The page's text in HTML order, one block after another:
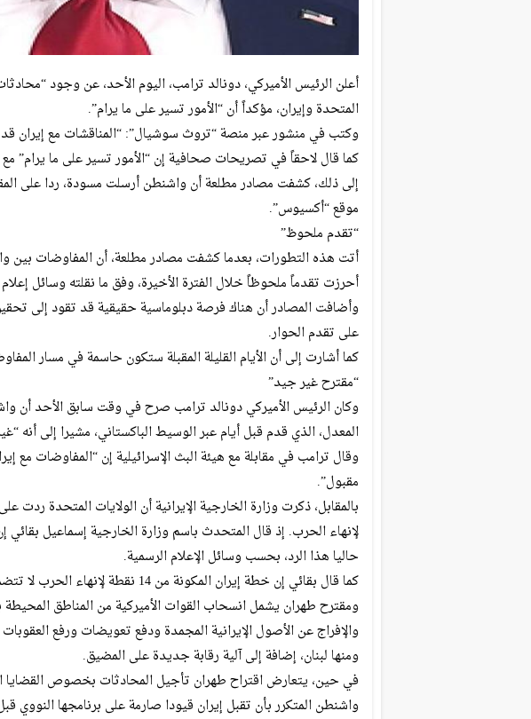
أعلن الرئيس الأميركي، دونالد ترامب، اليوم الأحد، عن وجود
المتحدة وإيران، مؤكداً أن “الأمور تسير على ما يرام”.
وكتب في منشور عبر منصة “تروث سوشيال”: “المناقشات مع إيران قد
كما قال لاحقاً في تصريحات صحافية إن “الأمور تسير على ما يرام” مع
إلى ذلك، كشفت مصادر مطلعة أن واشنطن أرسلت مسودة، ردا على
موقع “أكسيوس”.
“تقدم ملحوظ”
أتت هذه التطورات، بعدما كشفت مصادر مطلعة، أن المفاوضات بين
أحرزت تقدماً ملحوظاً خلال الفترة الأخيرة، وفق ما نقلته وسائل إعلام
وأضافت المصادر أن هناك فرصة دبلوماسية حقيقية قد تقود إلى
على تقدم الحوار.
كما أشارت إلى أن الأيام القليلة المقبلة ستكون حاسمة في مسار
“مقترح غير جيد”
وكان الرئيس الأميركي دونالد ترامب صرح في وقت سابق الأحد أن
المعدل، الذي قدم قبل أيام عبر الوسيط الباكستاني، مشيرا إلى أنه
وقال ترامب في مقابلة مع هيئة البث الإسرائيلية إن “المفاوضات مع
مقبول”.
بالمقابل، ذكرت وزارة الخارجية الإيرانية أن الولايات المتحدة ردت
لإنهاء الحرب. إذ قال المتحدث باسم وزارة الخارجية إسماعيل بقائي
حاليا هذا الرد، بحسب وسائل الإعلام الرسمية.
كما قال بقائي إن خطة إيران المكونة من 14 نقطة لإنهاء الحرب لا تتضمن أي قضايا نووية.
ومقترح طهران يشمل انسحاب القوات الأميركية من المناطق المحيطة
والإفراج عن الأصول الإيرانية المجمدة ودفع تعويضات ورفع
ومنها لبنان، إضافة إلى آلية رقابة جديدة على المضيق.
في حين، يتعارض اقتراح طهران تأجيل المحادثات بخصوص القضايا
واشنطن المتكرر بأن تقبل إيران قيودا صارمة على برنامجها النووي